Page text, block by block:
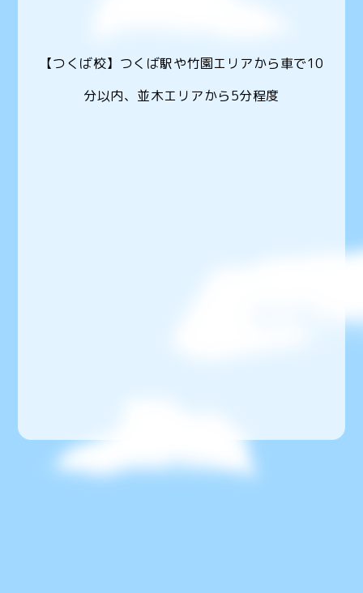
【つくば校】つくば駅や竹園エリアから車で10
分以内、並木エリアから5分程度